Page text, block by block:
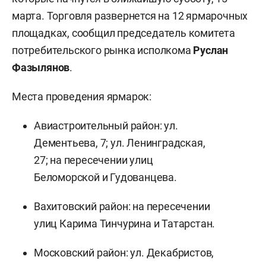
марта. Торговля развернется на 12 ярмарочных
площадках, сообщил председатель комитета
потребительского рынка исполкома Руслан
Фазылянов.
Места проведения ярмарок:
Авиастроительный район: ул.
Дементьева, 7; ул. Ленинградская,
27; на пересечении улиц
Беломорской и Гудованцева.
Вахитовский район: на пересечении
улиц Карима Тинчурина и Татарстан.
Московский район: ул. Декабристов,